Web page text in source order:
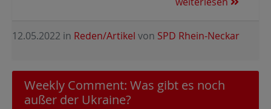
12.05.2022 in Reden/Artikel von SPD Rhein-Neckar
Weekly Comment: Was gibt es noch
außer der Ukraine?